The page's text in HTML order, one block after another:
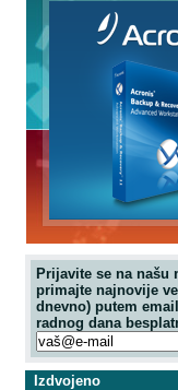
Prijavite se na našu
primajte najnovije
dnevno) putem
radnog dana
Izdvojeno